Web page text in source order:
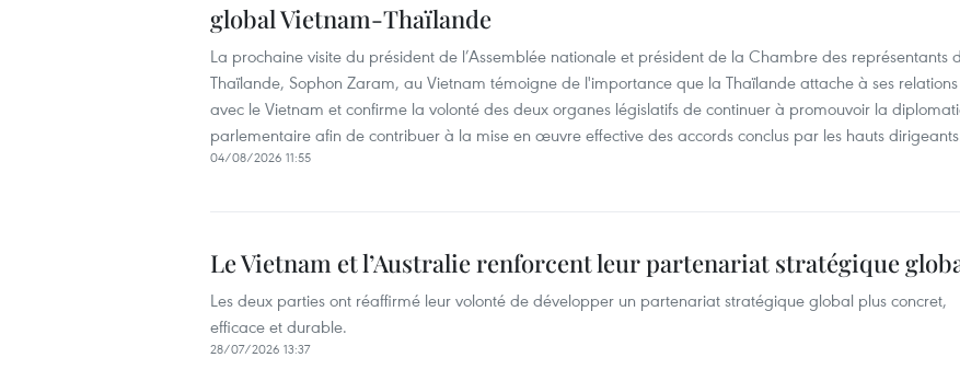
global Vietnam-Thaïlande
La prochaine visite du président de l’Assemblée nationale et président de la Chambre des représentants
Thaïlande, Sophon Zaram, au Vietnam témoigne de l'importance que la Thaïlande attache à ses relations
avec le Vietnam et confirme la volonté des deux organes législatifs de continuer à promouvoir la
parlementaire afin de contribuer à la mise en œuvre effective des accords conclus par les hauts
04/08/2026 11:55
Le Vietnam et l’Australie renforcent leur partenariat stratégique
Les deux parties ont réaffirmé leur volonté de développer un partenariat stratégique global plus concret,
efficace et durable.
28/07/2026 13:37